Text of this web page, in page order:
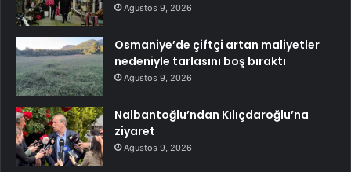
Ağustos 9, 2026
Osmaniye’de çiftçi artan maliyetler
nedeniyle tarlasını boş bıraktı
Ağustos 9, 2026
Nalbantoğlu’ndan Kılıçdaroğlu’na
ziyaret
Ağustos 9, 2026